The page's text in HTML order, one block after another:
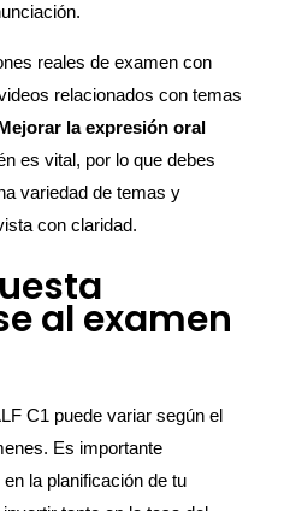
reales de examen con
relacionados con temas
Mejorar la expresión oral
es vital, por lo que debes
variedad de temas y
con claridad.
al examen
C1 puede variar según el
Es importante
la planificación de tu